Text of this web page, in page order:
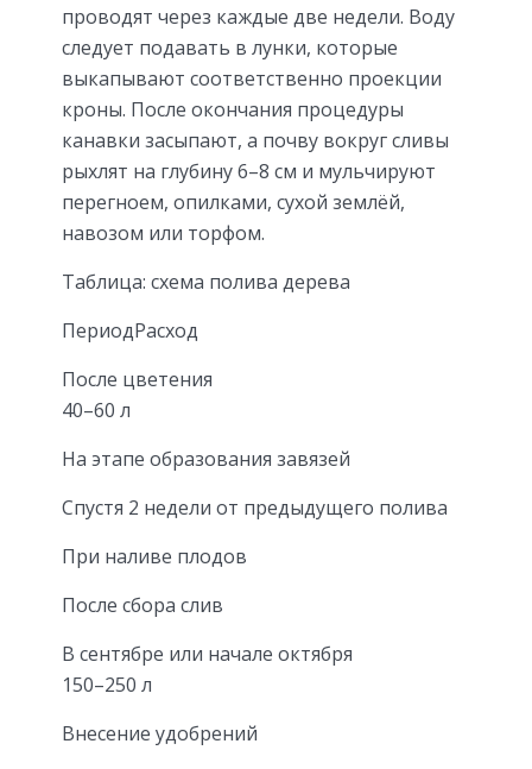
проводят через каждые две недели. Воду
следует подавать в лунки, которые
выкапывают соответственно проекции
кроны. После окончания процедуры
канавки засыпают, а почву вокруг сливы
рыхлят на глубину 6–8 см и мульчируют
перегноем, опилками, сухой землёй,
навозом или торфом.
Таблица: схема полива дерева
ПериодРасход
После цветения
40–60 л
На этапе образования завязей
Спустя 2 недели от предыдущего полива
При наливе плодов
После сбора слив
В сентябре или начале октября
150–250 л
Внесение удобрений